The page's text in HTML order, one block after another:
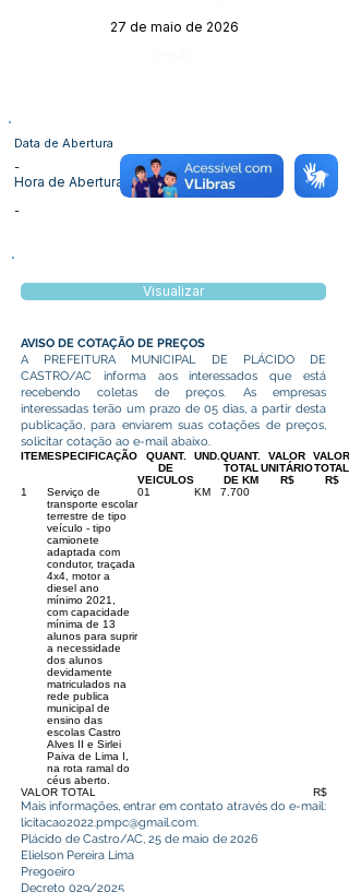
27 de maio de 2026
Data de Abertura
-
Hora de Abertura
-
Visualizar
AVISO DE COTAÇÃO DE PREÇOS
A PREFEITURA MUNICIPAL DE PLÁCIDO DE
CASTRO/AC informa aos interessados que está
recebendo coletas de preços. As empresas
interessadas terão um prazo de 05 dias, a partir desta
publicação, para enviarem suas cotações de preços,
solicitar cotação ao e-mail abaixo.
ITEMESPECIFICAÇÃO
QUANT.
DE
VEICULOS
UND. QUANT.
TOTAL
DE KM
VALOR
UNITÁRIO
R$
VALOR
TOTAL
R$
1
Serviço de
transporte escolar
terrestre de tipo
veículo - tipo
camionete
adaptada com
condutor, traçada
4x4, motor a
diesel ano
mínimo 2021,
com capacidade
mínima de 13
alunos para suprir
a necessidade
dos alunos
devidamente
matriculados na
rede publica
municipal de
ensino das
escolas Castro
Alves II e Sirlei
Paiva de Lima I,
na rota ramal do
céus aberto.
01 KM 7.700
VALOR TOTAL R$
Mais informações, entrar em contato através do e-mail:
licitacao2022.pmpc@gmail.com.
Plácido de Castro/AC, 25 de maio de 2026
Elielson Pereira Lima
Pregoeiro
Decreto 029/2025